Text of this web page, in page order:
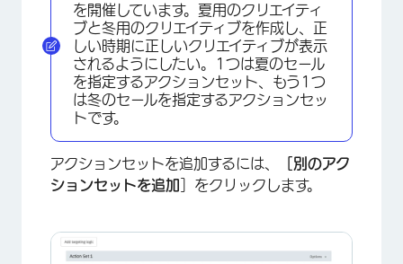
を開催しています。夏用のクリエイティ
ブと冬用のクリエイティブを作成し、正
しい時期に正しいクリエイティブが表示
されるようにしたい。1つは夏のセール
を指定するアクションセット、もう1つ
は冬のセールを指定するアクションセッ
トです。
アクションセットを追加するには、
［別のアク
ションセットを追加
］をクリックします。